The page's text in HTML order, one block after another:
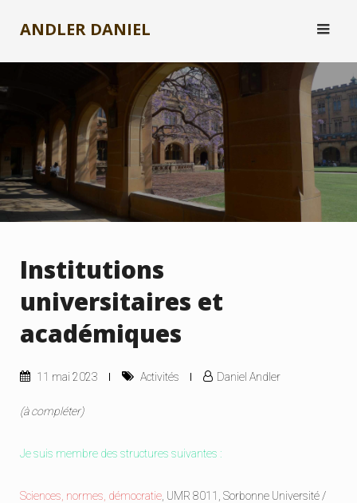
ANDLER DANIEL
Institutions
universitaires et
académiques
11 mai 2023 Activités Daniel Andler
(à compléter)
Je suis membre des structures suivantes :
Sciences, normes, démocratie , UMR 8011, Sorbonne Université /